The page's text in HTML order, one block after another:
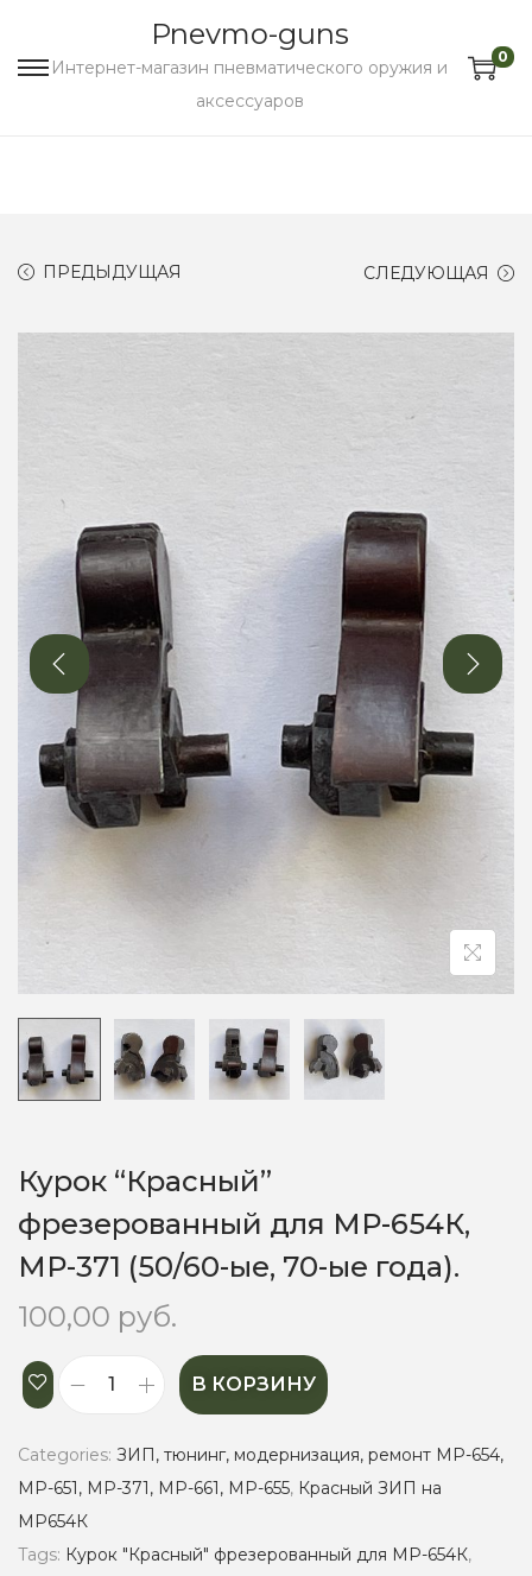
Pnevmo-guns
Интернет-магазин пневматического оружия и
аксессуаров
0
ПРЕДЫДУЩАЯ СЛЕДУЮЩАЯ
Курок “Красный”
фрезерованный для МР-654К,
МР-371 (50/60-ые, 70-ые года).
100,00 руб.
В КОРЗИНУ
Categories: ЗИП, тюнинг, модернизация, ремонт МР-654,
МР-651, МР-371, МР-661, МР-655, Красный ЗИП на
МР654К
Tags: Курок "Красный" фрезерованный для МР-654К,